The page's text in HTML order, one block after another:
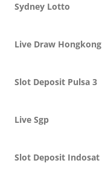
Sydney Lotto
Live Draw Hongkong
Slot Deposit Pulsa 3
Live Sgp
Slot Deposit Indosat